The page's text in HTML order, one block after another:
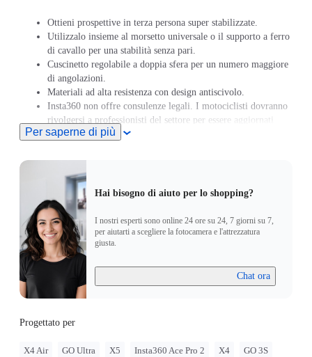
Ottieni prospettive in terza persona super stabilizzate.
Utilizzalo insieme al morsetto universale o il supporto a ferro
di cavallo per una stabilità senza pari.
Cuscinetto regolabile a doppia sfera per un numero maggiore
di angolazioni.
Materiali ad alta resistenza con design antiscivolo.
Insta360 non offre consulenze legali. I motociclisti dovranno
rivolgersi a professionisti del settore per essere aggiornati
sulle normative riguardo il codice stradale locale. Segui
prodotti Insta360. Insta360 non è responsabile di eventuali
problemi legali che potrebbero derivare da un uso improprio
dei suoi prodotti.
Per saperne di più
Hai bisogno di aiuto per lo shopping?
I nostri esperti sono online 24 ore su 24, 7 giorni su 7,
per aiutarti a scegliere la fotocamera e l'attrezzatura
giusta.
Chat ora
Progettato per
X4 Air GO Ultra X5 Insta360 Ace Pro 2 X4 GO 3S